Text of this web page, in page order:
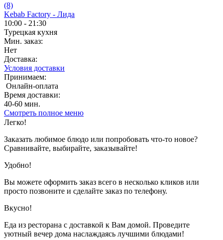
(8)
Kebab Factory - Лида
10:00 - 21:30
Турецкая кухня
Мин. заказ:
Нет
Доставка:
Условия доставки
Принимаем:
Онлайн-оплата
Время доставки:
40-60 мин.
Смотреть полное меню
Показано с 1 по 10 из 10 (всего 1 страниц)
Легко!
Заказать любимое блюдо или попробовать что-то новое?
Сравнивайте, выбирайте, заказывайте!
Удобно!
Вы можете оформить заказ всего в несколько кликов или
просто позвоните и сделайте заказ по телефону.
Вкусно!
Еда из ресторана с доставкой к Вам домой. Проведите
уютный вечер дома наслаждаясь лучшими блюдами!